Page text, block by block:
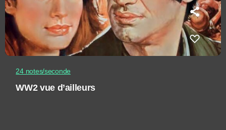
24 notes/seconde
WW2 vue d’ailleurs